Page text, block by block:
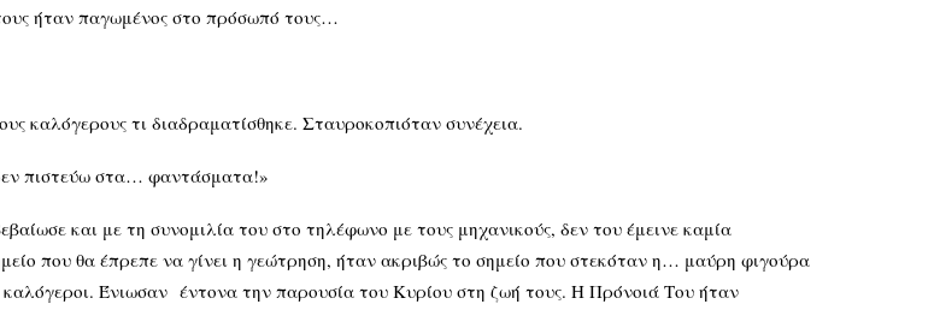
ήταν παγωμένος στο πρόσωπό τους…
καλόγερους τι διαδραματίσθηκε. Σταυροκοπιόταν συνέχεια.
πιστεύω στα… φαντάσματα!»
και με τη συνομιλία του στο τηλέφωνο με τους μηχανικούς, δεν του έμεινε καμία
που θα έπρεπε να γίνει η γεώτρηση, ήταν ακριβώς το σημείο που στεκόταν η… μαύρη φιγούρα
Ένιωσαν έντονα την παρουσία του Κυρίου στη ζωή τους. Η Πρόνοιά Του ήταν